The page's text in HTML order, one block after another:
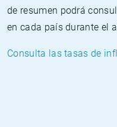
de resumen podrá
en cada país durante el
Consulta las tasas de